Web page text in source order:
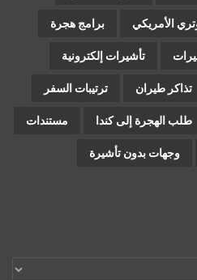
الأمريكي برامج هجرة
تأشيرات إلكترونية
تذاكر طيران ترتيبات السفر
طلب الهجرة إلى كندا مستندات
وجهات بدون تأشيرة